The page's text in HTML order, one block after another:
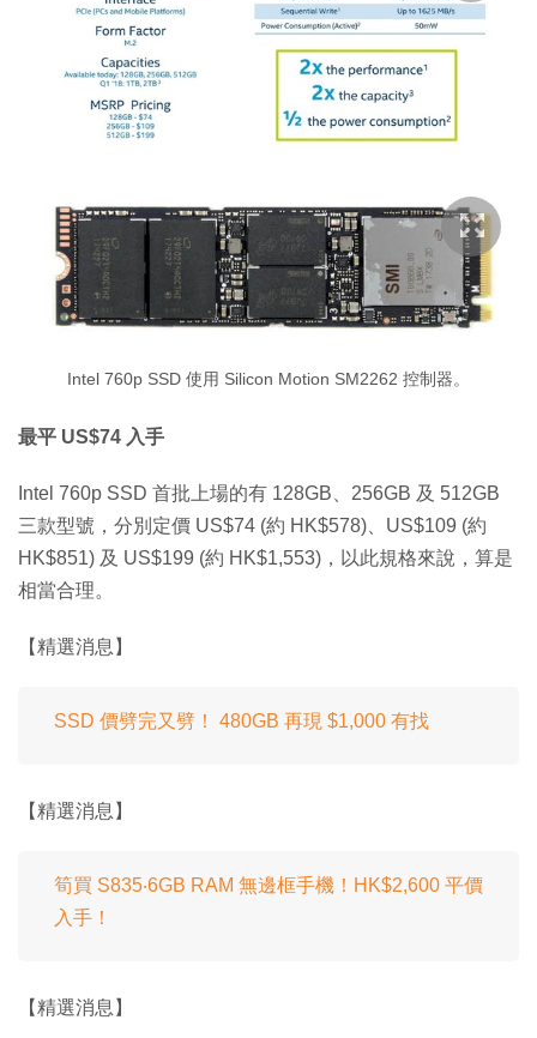
Intel 760p SSD 使用 Silicon Motion SM2262 控制器。
最平 US$74 入手
Intel 760p SSD 首批上場的有 128GB、256GB 及 512GB
三款型號，分別定價 US$74 (約 HK$578)、US$109 (約
HK$851) 及 US$199 (約 HK$1,553)，以此規格來說，算是
相當合理。
【精選消息】
SSD 價劈完又劈！ 480GB 再現 $1,000 有找
【精選消息】
筍買 S835‧6GB RAM 無邊框手機！HK$2,600 平價
入手！
【精選消息】